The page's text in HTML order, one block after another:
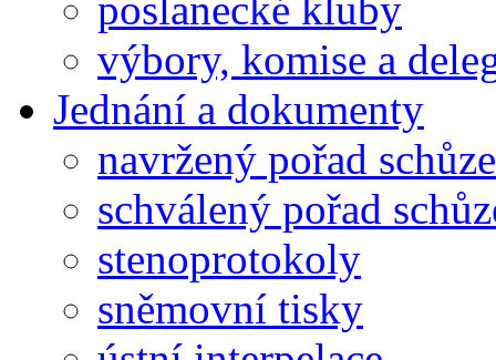
výbory, komise a
Jednání a dokumenty
navržený pořad schůze
schválený pořad
stenoprotokoly
sněmovní tisky